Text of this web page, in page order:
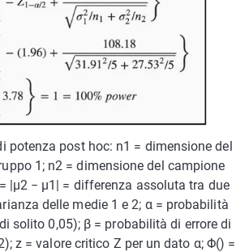
potenza post hoc: n1 = dimensione del
1; n2 = dimensione del campione
|μ2 − μ1| = differenza assoluta tra due
delle medie 1 e 2; α = probabilità
solito 0,05); β = probabilità di errore di
z = valore critico Z per un dato α; Φ() =